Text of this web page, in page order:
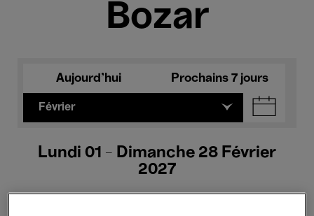
Bozar
Aujourd'hui Prochains 7 jours
Février
Lundi 01 - Dimanche 28 Février
2027